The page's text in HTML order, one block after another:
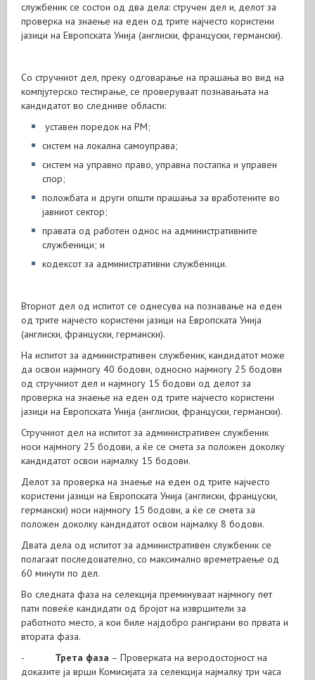
службеник се состои од два дела: стручен дел и, делот за
проверка на знаење на еден од трите најчесто користени
јазици на Европската Унија (англиски, француски, германски).
Со стручниот дел, преку одговарање на прашања во вид на
компјутерско тестирање, се проверуваат познавањата на
кандидатот во следниве области:
уставен поредок на РМ;
систем на локална самоуправа;
систем на управно право, управна постапка и управен
спор;
положбата и други општи прашања за вработените во
јавниот сектор;
правата од работен однос на административните
службеници; и
кодексот за административни службеници.
Вториот дел од испитот се однесува на познавање на еден
од трите најчесто користени јазици на Европската Унија
(англиски, француски, германски).
На испитот за административен службеник, кандидатот може
да освои најмногу 40 бодови, односно најмногу 25 бодови
од стручниот дел и најмногу 15 бодови од делот за
проверка на знаење на еден од трите најчесто користени
јазици на Европската Унија (англиски, француски, германски).
Стручниот дел на испитот за административен службеник
носи најмногу 25 бодови, а ќе се смета за положен доколку
кандидатот освои најмалку 15 бодови.
Делот за проверка на знаење на еден од трите најчесто
користени јазици на Европската Унија (англиски, француски,
германски) носи најмногу 15 бодови, а ќе се смета за
положен доколку кандидатот освои најмалку 8 бодови.
Двата дела од испитот за административен службеник се
полагаат последователно, со максимално времетраење од
60 минути по дел.
Во следната фаза на селекција преминуваат најмногу пет
пати повеќе кандидати од бројот на извршители за
работното место, а кои биле најдобро рангирани во првата и
втората фаза.
- Трета фаза – Проверката на веродостојност на
доказите ја врши Комисијата за селекција најмалку три часа